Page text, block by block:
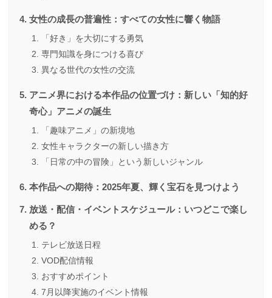
女性の成長の普遍性：すべての女性に響く物語
「好き」を大切にする勇気
専門知識を身につける喜び
異なる世代の女性の交流
アニメ界における本作品の位置づけ：新しい「知的好
奇心」アニメの誕生
「趣味アニメ」の新境地
女性キャラクターの新しい描き方
「日常の中の冒険」という新しいジャンル
本作品への期待：2025年夏、輝く宝石を見つけよう
放送・配信・イベントスケジュール：いつどこで楽し
める？
テレビ放送日程
VOD配信情報
おすすめポイント
7月以降実施のイベント情報